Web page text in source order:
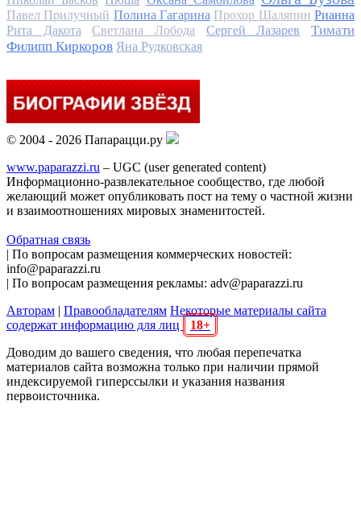
Павел Прилучный Полина Гагарина Прохор Шаляпин Рианна
Рита Дакота
Светлана Лобода Сергей Лазарев
Тимати
Филипп Киркоров Яна Рудковская
© 2004 - 2026 Папарацци.ру
www.paparazzi.ru – UGC (user generated content)
Информационно-развлекательное сообщество, где любой
желающий может опубликовать пост на тему о частной жизни
и взаимоотношениях мировых знаменитостей.
Обратная связь
| По вопросам размещения коммерческих новостей:
info@paparazzi.ru
| По вопросам размещения рекламы: adv@paparazzi.ru
Авторам | Правообладателям Некоторые материалы сайта
содержат информацию для лиц
18+
Доводим до вашего сведения, что любая перепечатка
материалов сайта возможна только при наличии прямой
индексируемой гиперссылки и указания названия
первоисточника.